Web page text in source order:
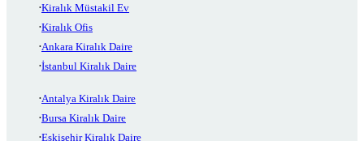
Kiralık Müstakil Ev
Kiralık Ofis
Ankara Kiralık Daire
İstanbul Kiralık Daire
Antalya Kiralık Daire
Bursa Kiralık Daire
Eskişehir Kiralık Daire